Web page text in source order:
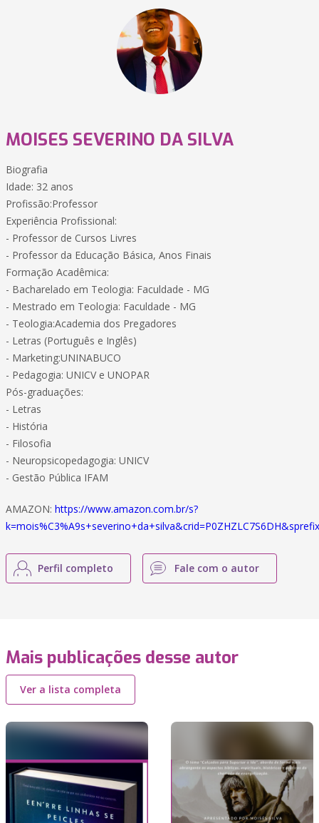
MOISES SEVERINO DA SILVA
Biografia
Idade: 32 anos
Profissão:Professor
Experiência Profissional:
- Professor de Cursos Livres
- Professor da Educação Básica, Anos Finais
Formação Acadêmica:
- Bacharelado em Teologia: Faculdade - MG
- Mestrado em Teologia: Faculdade - MG
- Teologia:Academia dos Pregadores
- Letras (Português e Inglês)
- Marketing:UNINABUCO
- Pedagogia: UNICV e UNOPAR
Pós-graduações:
- Letras
- História
- Filosofia
- Neuropsicopedagogia: UNICV
- Gestão Pública IFAM
AMAZON: https://www.amazon.com.br/s?
Perfil completo Fale com o autor
Mais publicações desse autor
Ver a lista completa